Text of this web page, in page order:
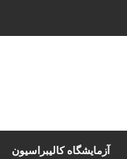
آزمایشگاه کالیبراسیون